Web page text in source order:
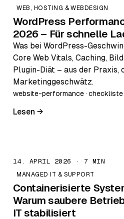
WEB, HOSTING & WEBDESIGN
WordPress
2026 – Für schnelle
Was bei WordPress-
Core Web Vitals, Caching,
Plugin-Diät – aus der Praxis,
Marketinggeschwätz.
website-performance · checkliste
Lesen →
14. APRIL 2026 · 7 MIN
MANAGED IT & SUPPORT
Containerisierte
Warum saubere
IT stabilisiert